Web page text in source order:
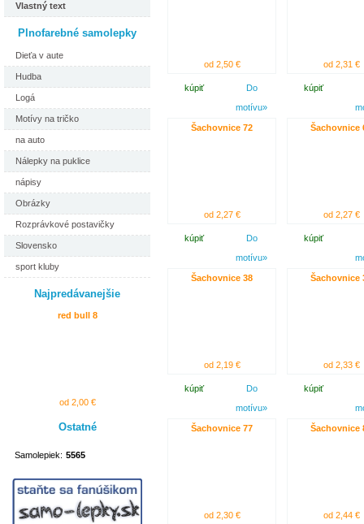
Vlastný text
Plnofarebné samolepky
Dieťa v aute
Hudba
Logá
Motívy na tričko
na auto
Nálepky na puklice
nápisy
Obrázky
Rozprávkové postavičky
Slovensko
sport kluby
Najpredávanejšie
red bull 8
od 2,00 €
Ostatné
Samolepiek: 5565
od 2,50 €
kúpiť
Do
motívu»
od 2,31 €
kúpiť
Šachovnice 72
od 2,27 €
kúpiť
Do
motívu»
Šachovnice
od 2,27 €
kúpiť
Šachovnice 38
od 2,19 €
kúpiť
Do
motívu»
Šachovnice
od 2,33 €
kúpiť
Šachovnice 77
od 2,30 €
Šachovnice
od 2,44 €